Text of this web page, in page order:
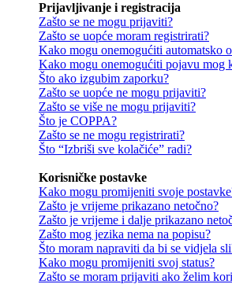
Prijavljivanje i registracija
Zašto se ne mogu prijaviti?
Zašto se uopće moram registrirati?
Kako mogu onemogućiti automatsko
Kako mogu onemogućiti pojavu mog
Što ako izgubim zaporku?
Zašto se uopće ne mogu prijaviti?
Zašto se više ne mogu prijaviti?
Što je COPPA?
Zašto se ne mogu registrirati?
Što “Izbriši sve kolačiće” radi?
Korisničke postavke
Kako mogu promijeniti svoje
Zašto je vrijeme prikazano netočno?
Zašto je vrijeme i dalje prikazano
Zašto mog jezika nema na popisu?
Što moram napraviti da bi se vidjela
Kako mogu promijeniti svoj status?
Zašto se moram prijaviti ako želim